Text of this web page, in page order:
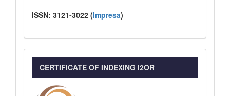
ISSN: 3121-3022 (Impresa)
CERTIFICATE OF INDEXING I2OR